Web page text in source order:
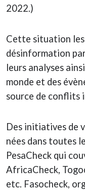
2022.)
Cette situation
désinformation
leurs analyses
monde et des
source de conflits
Des initiatives de
nées dans toutes
PesaCheck qui
AfricaCheck,
etc. Fasocheck,